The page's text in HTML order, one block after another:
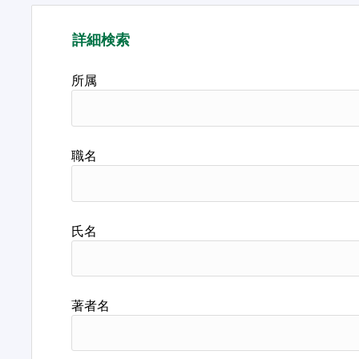
詳細検索
所属
職名
氏名
著者名